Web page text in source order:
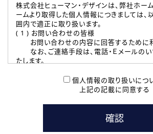
株式会社ヒューマン・デザインは、弊社ホー
ームより取得した個人情報につきましては
囲内で適正に取り扱います。
( 1 ) お問い合わせの皆様
お問い合わせの内容に回答するために利
なお、ご連絡手段は、電話・Ｅメールの
たします。
本登録に関するご連絡および本登録時の
たします。
( 3 ) スタッフ派遣を検討されている企業の皆
お問い合わせの内容に回答するために利
個人情報の取り扱いについ
上記の記載に同意する